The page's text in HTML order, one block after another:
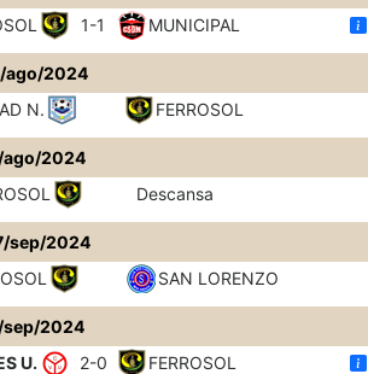
1-1 MUNICIPAL
ago/2024
N.
FERROSOL
ago/2024
Descansa
sep/2024
SAN LORENZO
sep/2024
U.
2-0 FERROSOL